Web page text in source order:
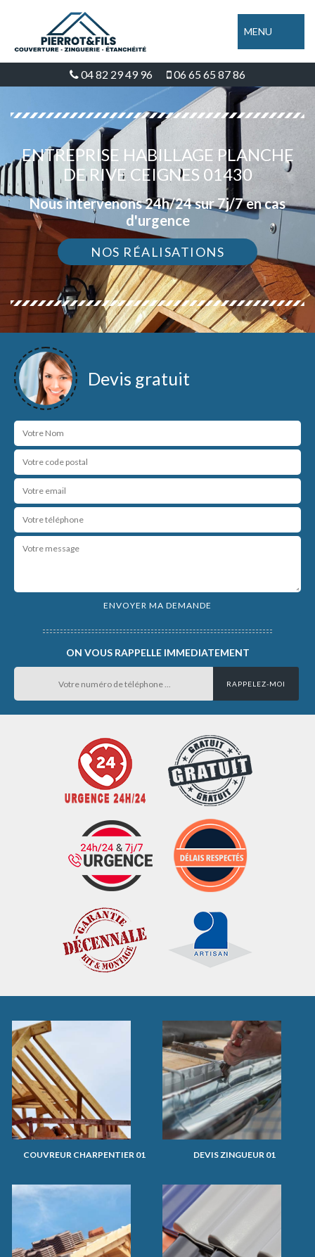
MENU
04 82 29 49 96 06 65 65 87 86
ENTREPRISE HABILLAGE PLANCHE
DE RIVE CEIGNES 01430
Nous intervenons 24h/24 sur 7j/7 en cas
d'urgence
NOS RÉALISATIONS
Devis gratuit
ON VOUS RAPPELLE IMMEDIATEMENT
COUVREUR CHARPENTIER 01 DEVIS ZINGUEUR 01